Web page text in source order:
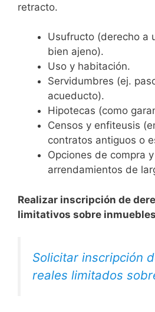
retracto.
Usufructo (derecho a
bien ajeno).
Uso y habitación.
Servidumbres (ej.
acueducto).
Hipotecas (como
Censos y enfiteusis
contratos antiguos o
Opciones de compra
arrendamientos de
Realizar inscripción de
limitativos sobre
Solicitar inscripción
reales limitados